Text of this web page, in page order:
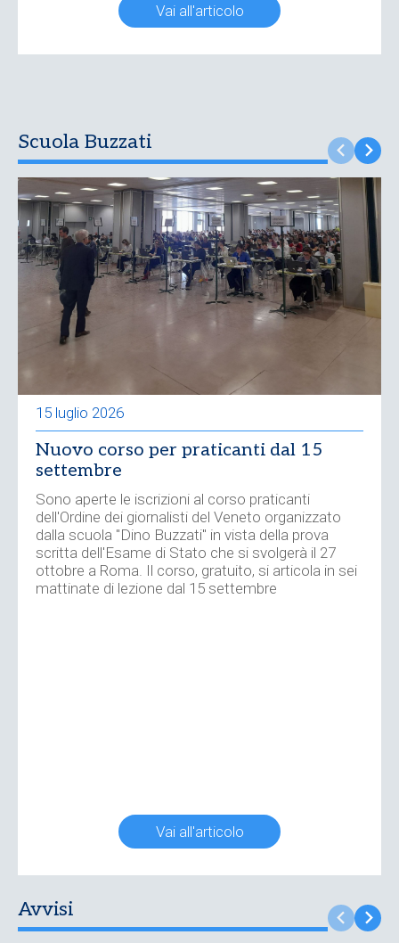
Vai all'articolo
Scuola Buzzati
15 luglio 2026
Nuovo corso per praticanti dal 15
settembre
Sono aperte le iscrizioni al corso praticanti
dell'Ordine dei giornalisti del Veneto organizzato
dalla scuola "Dino Buzzati" in vista della prova
scritta dell'Esame di Stato che si svolgerà il 27
ottobre a Roma. Il corso, gratuito, si articola in sei
mattinate di lezione dal 15 settembre
Vai all'articolo
Avvisi